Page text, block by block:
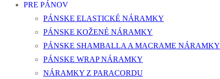
PRE PÁNOV
PÁNSKE ELASTICKÉ NÁRAMKY
PÁNSKE KOŽENÉ NÁRAMKY
PÁNSKE SHAMBALLA A MACRAME NÁRAMKY
PÁNSKE WRAP NÁRAMKY
NÁRAMKY Z PARACORDU